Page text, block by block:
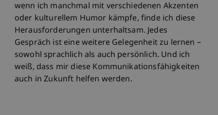
wenn ich manchmal mit verschiedenen Akzenten
oder kulturellem Humor kämpfe, finde ich diese
Herausforderungen unterhaltsam. Jedes
Gespräch ist eine weitere Gelegenheit zu lernen –
sowohl sprachlich als auch persönlich. Und ich
weiß, dass mir diese Kommunikationsfähigkeiten
auch in Zukunft helfen werden.